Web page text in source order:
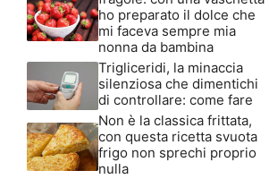
ho preparato il dolce che
mi faceva sempre mia
nonna da bambina
Trigliceridi, la minaccia
silenziosa che dimentichi
di controllare: come fare
Non è la classica frittata,
con questa ricetta svuota
frigo non sprechi proprio
nulla